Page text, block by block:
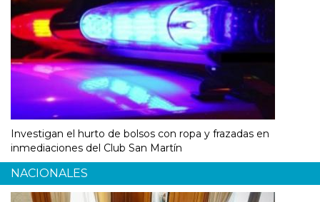
Investigan el hurto de bolsos con ropa y frazadas en
inmediaciones del Club San Martín
NACIONALES